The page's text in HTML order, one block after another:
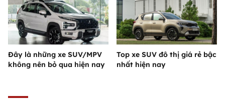
Đây là những xe SUV/MPV
không nên bỏ qua hiện nay
Top xe SUV đô thị giá rẻ bậc
nhất hiện nay